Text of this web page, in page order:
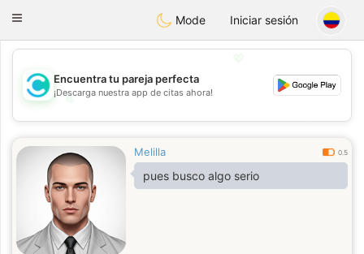
olombiaCitas
Toggle
Mode Iniciar sesión
💖
💕
Encuentra tu pareja perfecta
¡Descarga nuestra app de citas ahora!
Melilla 0.5
pues busco algo serio